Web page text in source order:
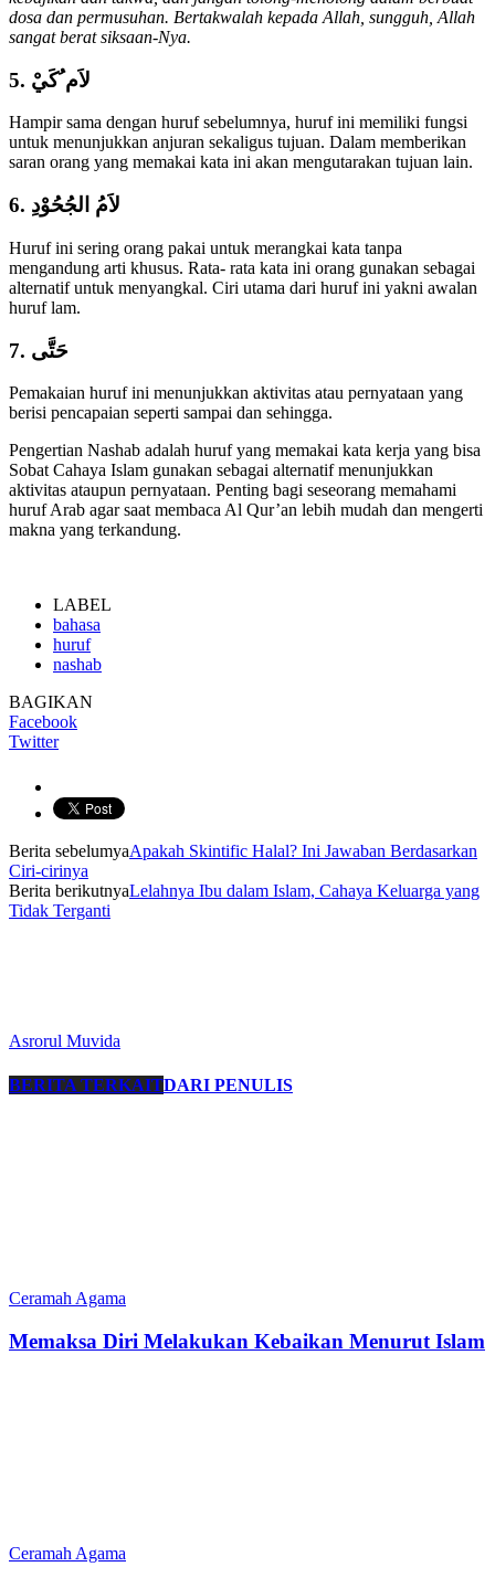
dosa dan permusuhan. Bertakwalah kepada Allah, sungguh, Allah
sangat berat siksaan-Nya.
5. لاَم ُكَيْ
Hampir sama dengan huruf sebelumnya, huruf ini memiliki fungsi
untuk menunjukkan anjuran sekaligus tujuan. Dalam memberikan
saran orang yang memakai kata ini akan mengutarakan tujuan lain.
6. لاَمُ الجُحُوْدِ
Huruf ini sering orang pakai untuk merangkai kata tanpa
mengandung arti khusus. Rata- rata kata ini orang gunakan sebagai
alternatif untuk menyangkal. Ciri utama dari huruf ini yakni awalan
huruf lam.
7. حَتَّى
Pemakaian huruf ini menunjukkan aktivitas atau pernyataan yang
berisi pencapaian seperti sampai dan sehingga.
Pengertian Nashab adalah huruf yang memakai kata kerja yang bisa
Sobat Cahaya Islam gunakan sebagai alternatif menunjukkan
aktivitas ataupun pernyataan. Penting bagi seseorang memahami
huruf Arab agar saat membaca Al Qur’an lebih mudah dan mengerti
makna yang terkandung.
LABEL
bahasa
huruf
nashab
BAGIKAN
Facebook
Twitter
Berita sebelumyaApakah Skintific Halal? Ini Jawaban Berdasarkan
Ciri-cirinya
Berita berikutnyaLelahnya Ibu dalam Islam, Cahaya Keluarga yang
Tidak Terganti
Asrorul Muvida
BERITA TERKAITDARI PENULIS
Ceramah Agama
Memaksa Diri Melakukan Kebaikan Menurut Islam
Ceramah Agama